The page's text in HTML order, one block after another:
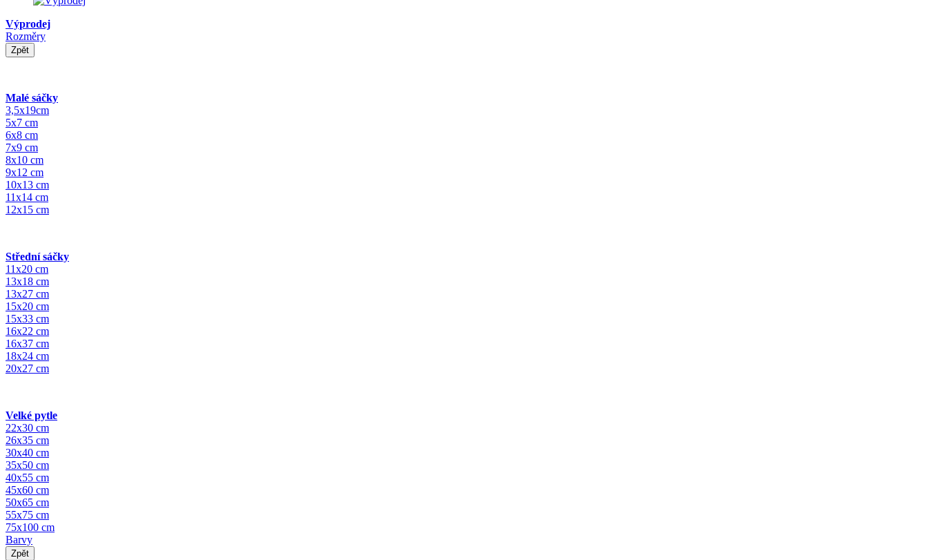
Výprodej
Rozměry
Zpět
Malé sáčky
3,5x19cm
5x7 cm
6x8 cm
7x9 cm
8x10 cm
9x12 cm
10x13 cm
11x14 cm
12x15 cm
Střední sáčky
11x20 cm
13x18 cm
13x27 cm
15x20 cm
15x33 cm
16x22 cm
16x37 cm
18x24 cm
20x27 cm
Velké pytle
22x30 cm
26x35 cm
30x40 cm
35x50 cm
40x55 cm
45x60 cm
50x65 cm
55x75 cm
75x100 cm
Barvy
Zpět